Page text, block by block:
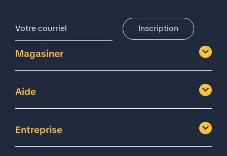
Magasiner
Aide
Entreprise
Inscription